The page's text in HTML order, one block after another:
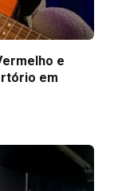
e
em